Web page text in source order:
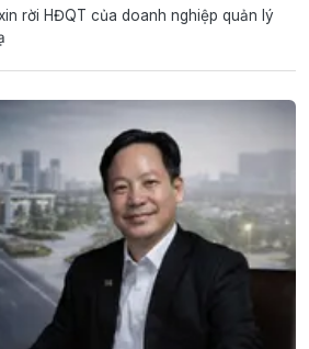
rời HĐQT của doanh nghiệp quản lý